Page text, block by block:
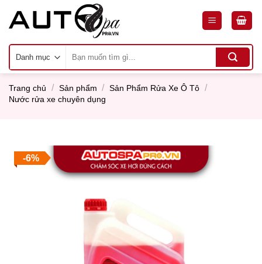
kiếm:
Trang chủ / Sản phẩm / Sản Phẩm Rửa Xe Ô Tô /
Nước rửa xe chuyên dụng
-6%